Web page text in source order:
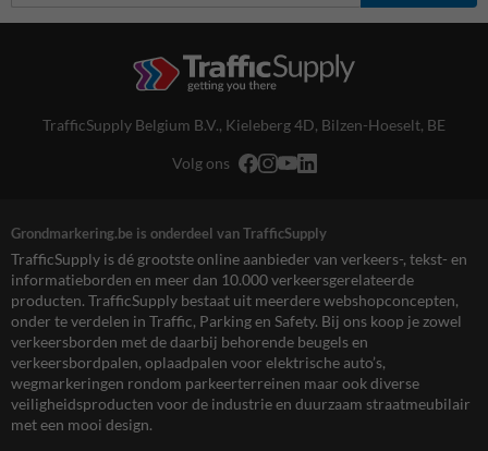
TrafficSupply Belgium B.V., Kieleberg 4D, Bilzen-Hoeselt, BE
Volg ons
Grondmarkering.be is onderdeel van TrafficSupply
TrafficSupply is dé grootste online aanbieder van verkeers-, tekst- en
informatieborden en meer dan 10.000 verkeersgerelateerde
producten. TrafficSupply bestaat uit meerdere webshopconcepten,
onder te verdelen in Traffic, Parking en Safety. Bij ons koop je zowel
verkeersborden met de daarbij behorende beugels en
verkeersbordpalen, oplaadpalen voor elektrische auto’s,
wegmarkeringen rondom parkeerterreinen maar ook diverse
veiligheidsproducten voor de industrie en duurzaam straatmeubilair
met een mooi design.